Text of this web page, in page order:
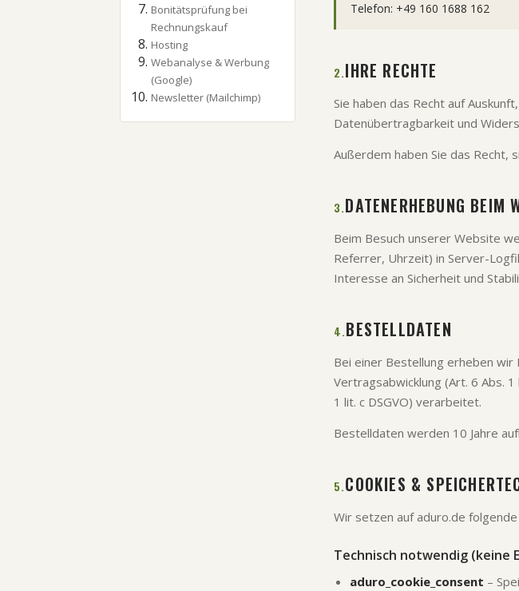
Bonitätsprüfung bei
Rechnungskauf
Hosting
Webanalyse & Werbung
(Google)
Newsletter (Mailchimp)
Telefon: +49 160 1688 162
2.IHRE RECHTE
Sie haben das Recht auf
Datenübertragbarkeit und
Außerdem haben Sie das Recht,
3.DATENERHEBUNG BEIM
Beim Besuch unserer Website
Referrer, Uhrzeit) in Server-
Interesse an Sicherheit und
4.BESTELLDATEN
Bei einer Bestellung erheben wir
Vertragsabwicklung (Art. 6 Abs.
1 lit. c DSGVO) verarbeitet.
Bestelldaten werden 10 Jahre
5.COOKIES &
Wir setzen auf aduro.de
Technisch notwendig (keine
aduro_cookie_consent –